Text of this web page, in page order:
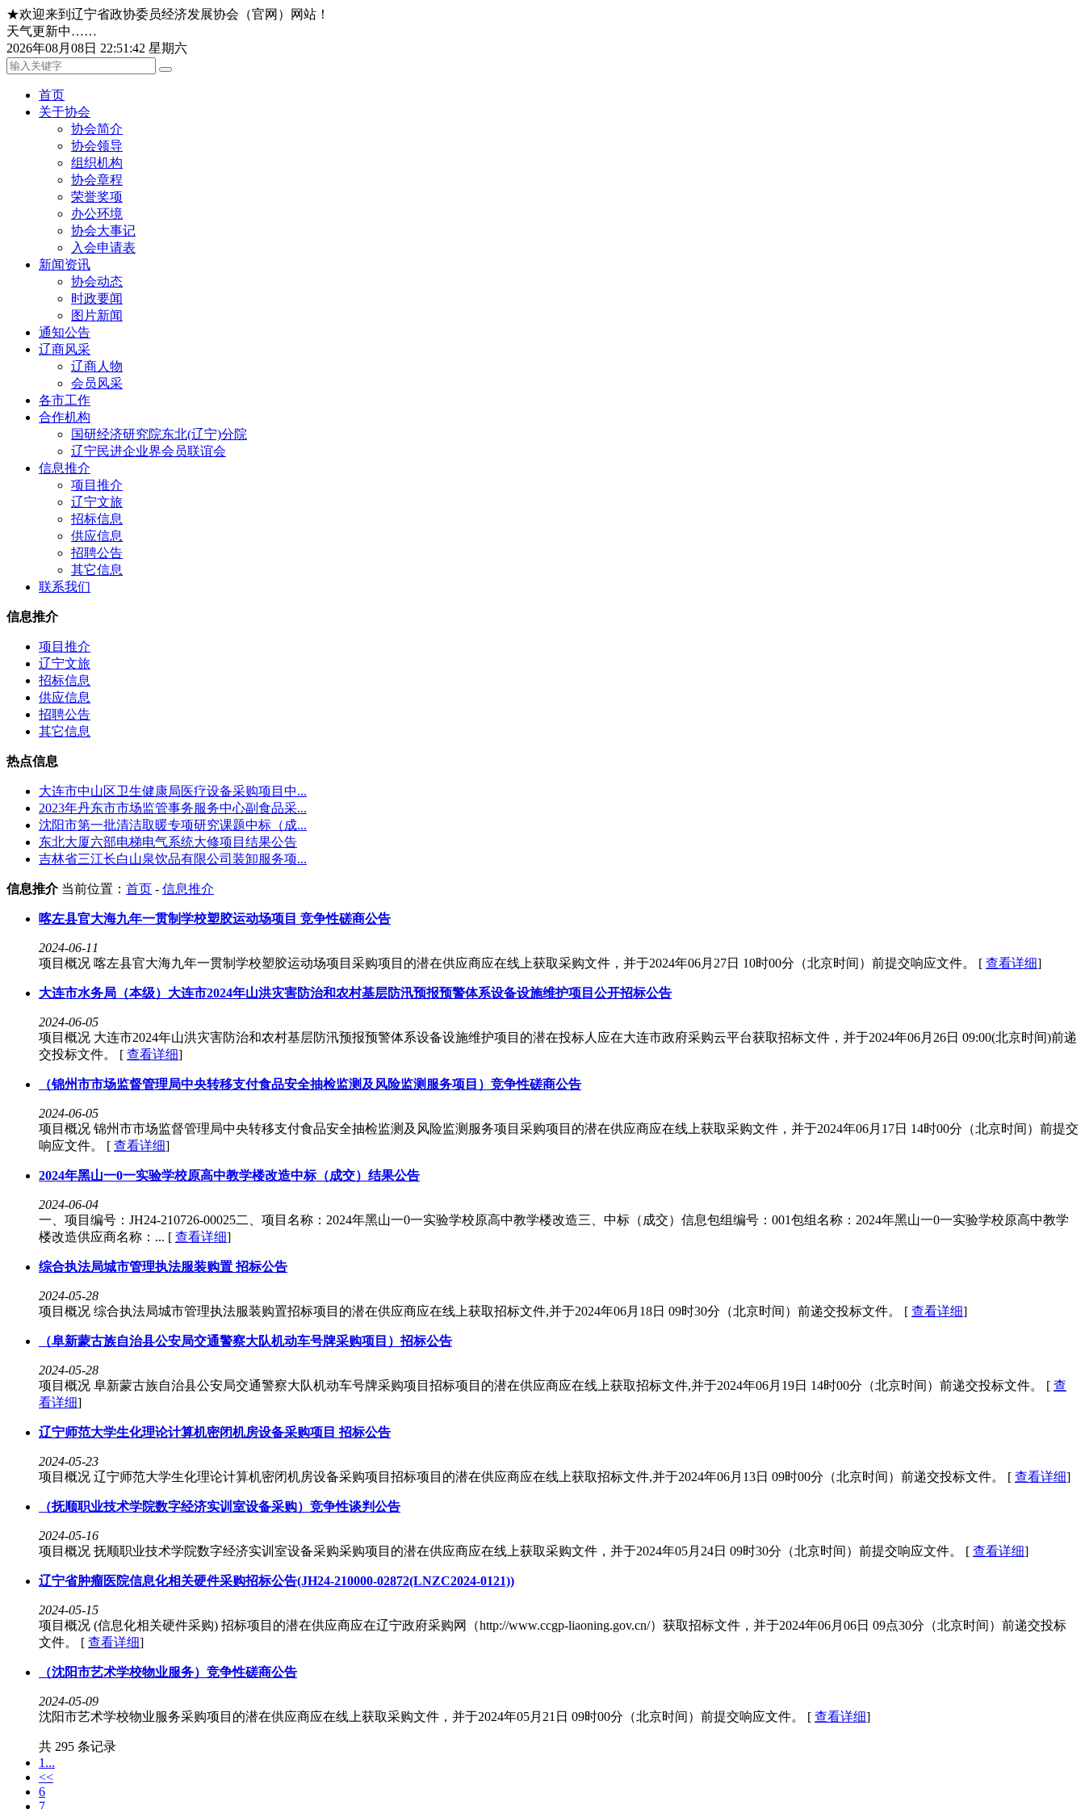
★欢迎来到辽宁省政协委员经济发展协会（官网）网站！
天气更新中……
2026年08月08日 22:51:42 星期六
首页
关于协会
协会简介
协会领导
组织机构
协会章程
荣誉奖项
办公环境
协会大事记
入会申请表
新闻资讯
协会动态
时政要闻
图片新闻
通知公告
辽商风采
辽商人物
会员风采
各市工作
合作机构
国研经济研究院东北(辽宁)分院
辽宁民进企业界会员联谊会
信息推介
项目推介
辽宁文旅
招标信息
供应信息
招聘公告
其它信息
联系我们
信息推介
项目推介
辽宁文旅
招标信息
供应信息
招聘公告
其它信息
热点信息
大连市中山区卫生健康局医疗设备采购项目中...
2023年丹东市市场监管事务服务中心副食品采...
沈阳市第一批清洁取暖专项研究课题中标（成...
东北大厦六部电梯电气系统大修项目结果公告
吉林省三江长白山泉饮品有限公司装卸服务项...
信息推介 当前位置： 首页 - 信息推介
喀左县官大海九年一贯制学校塑胶运动场项目 竞争性磋商公告
2024-06-11
项目概况 喀左县官大海九年一贯制学校塑胶运动场项目采购项目的潜在供应商应在线上获取采购文件，并于2024年06月27日 10时00分（北京时间）前提交响应文件。 [ 查看详细]
大连市水务局（本级）大连市2024年山洪灾害防治和农村基层防汛预报预警体系设备设施维护项目公开招标公告
2024-06-05
项目概况 大连市2024年山洪灾害防治和农村基层防汛预报预警体系设备设施维护项目的潜在投标人应在大连市政府采购云平台获取招标文件，并于2024年06月26日 09:00(北京时间)前递
交投标文件。 [ 查看详细]
（锦州市市场监督管理局中央转移支付食品安全抽检监测及风险监测服务项目）竞争性磋商公告
2024-06-05
项目概况 锦州市市场监督管理局中央转移支付食品安全抽检监测及风险监测服务项目采购项目的潜在供应商应在线上获取采购文件，并于2024年06月17日 14时00分（北京时间）前提交
响应文件。 [ 查看详细]
2024年黑山一0一实验学校原高中教学楼改造中标（成交）结果公告
2024-06-04
一、项目编号：JH24-210726-00025二、项目名称：2024年黑山一0一实验学校原高中教学楼改造三、中标（成交）信息包组编号：001包组名称：2024年黑山一0一实验学校原高中教学
楼改造供应商名称：... [ 查看详细]
综合执法局城市管理执法服装购置 招标公告
2024-05-28
项目概况 综合执法局城市管理执法服装购置招标项目的潜在供应商应在线上获取招标文件,并于2024年06月18日 09时30分（北京时间）前递交投标文件。 [ 查看详细]
（阜新蒙古族自治县公安局交通警察大队机动车号牌采购项目）招标公告
2024-05-28
项目概况 阜新蒙古族自治县公安局交通警察大队机动车号牌采购项目招标项目的潜在供应商应在线上获取招标文件,并于2024年06月19日 14时00分（北京时间）前递交投标文件。 [ 查
看详细]
辽宁师范大学生化理论计算机密闭机房设备采购项目 招标公告
2024-05-23
项目概况 辽宁师范大学生化理论计算机密闭机房设备采购项目招标项目的潜在供应商应在线上获取招标文件,并于2024年06月13日 09时00分（北京时间）前递交投标文件。 [ 查看详细]
（抚顺职业技术学院数字经济实训室设备采购）竞争性谈判公告
2024-05-16
项目概况 抚顺职业技术学院数字经济实训室设备采购采购项目的潜在供应商应在线上获取采购文件，并于2024年05月24日 09时30分（北京时间）前提交响应文件。 [ 查看详细]
辽宁省肿瘤医院信息化相关硬件采购招标公告(JH24-210000-02872(LNZC2024-0121))
2024-05-15
项目概况 (信息化相关硬件采购) 招标项目的潜在供应商应在辽宁政府采购网（http://www.ccgp-liaoning.gov.cn/）获取招标文件，并于2024年06月06日 09点30分（北京时间）前递交投标
文件。 [ 查看详细]
（沈阳市艺术学校物业服务）竞争性磋商公告
2024-05-09
沈阳市艺术学校物业服务采购项目的潜在供应商应在线上获取采购文件，并于2024年05月21日 09时00分（北京时间）前提交响应文件。 [ 查看详细]
共 295 条记录
1...
<<
6
7